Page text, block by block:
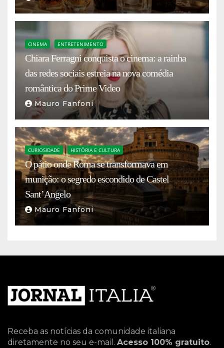
CINEMA ENTRETENIMENTO
Chiara Ferragni conquista o cinema: a rainha
das redes sociais estreia na nova comédia
romântica do Prime Video
Mauro Fanfoni
CURIOSIDADE HISTÓRIA E CULTURA
O pátio onde Roma se transformava em
munição: o segredo escondido de Castel
Sant’Angelo
Mauro Fanfoni
Receba as notícias da comunidade italiana
diretamente no seu e-mail. Acesso 100% gratuito.